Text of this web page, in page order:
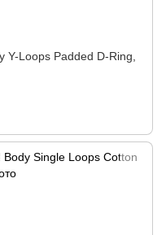
Y-Loops Padded D-Ring,